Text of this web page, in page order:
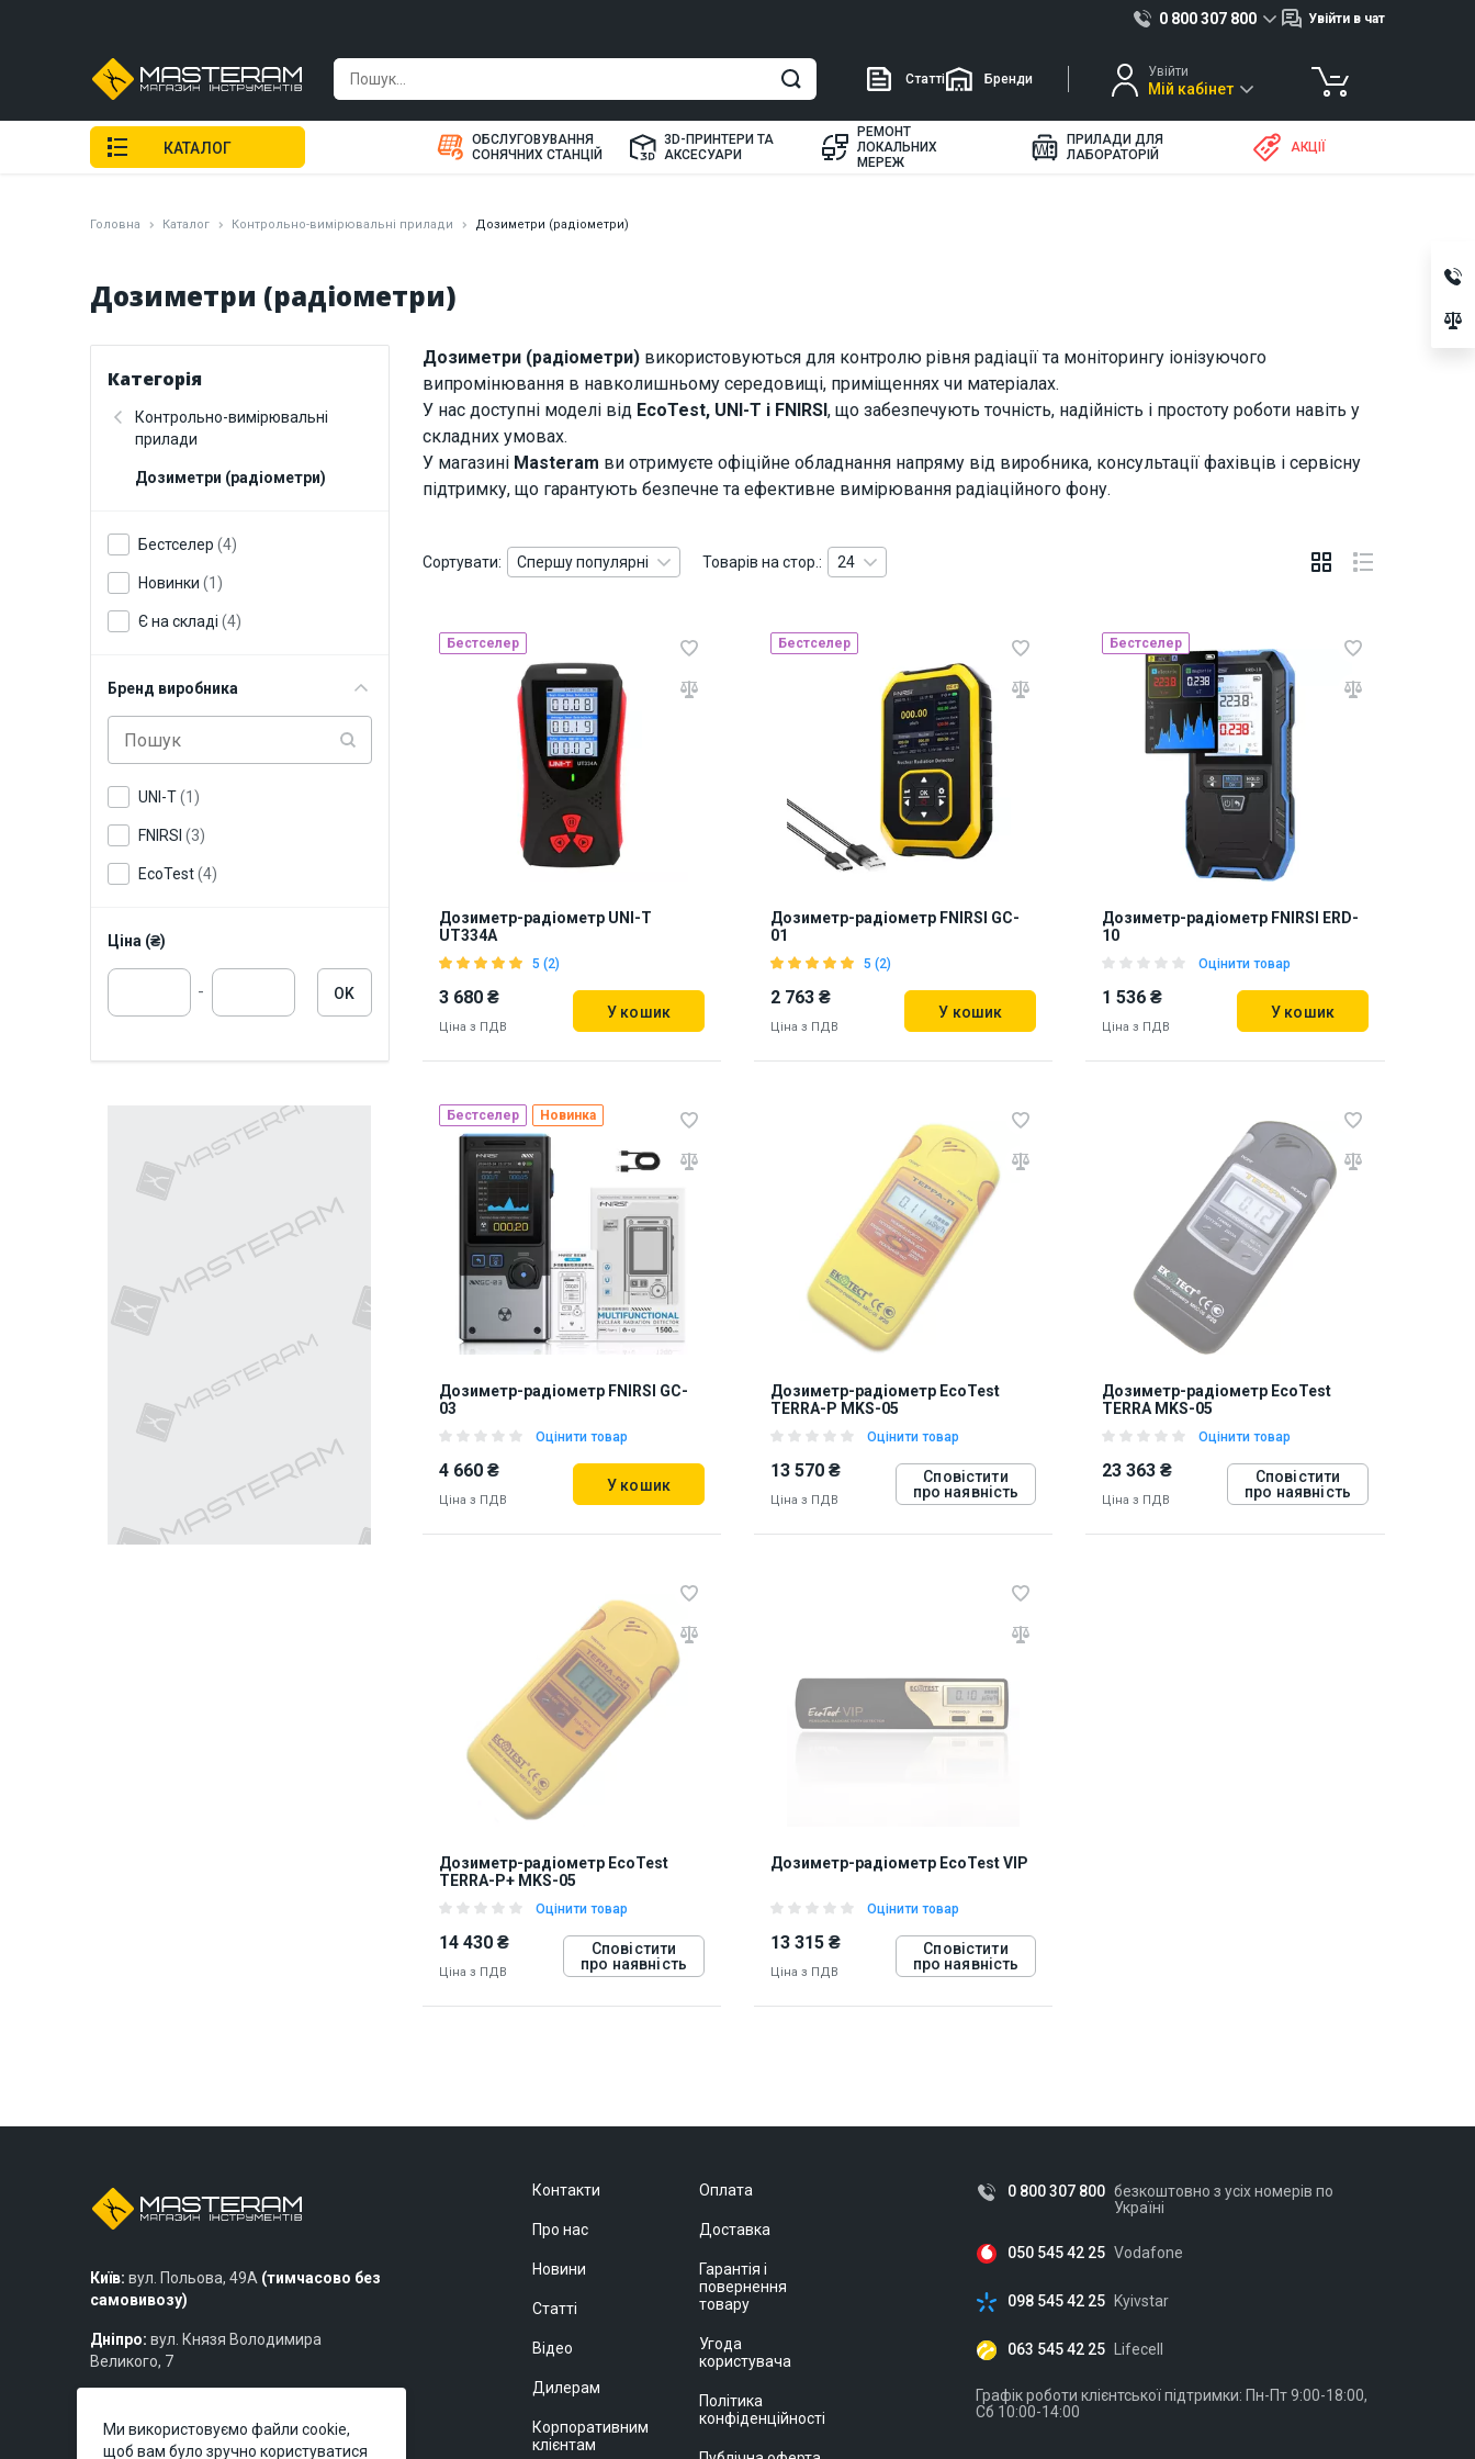
Дозиметри (радіометри)
Головна Каталог Контрольно-вимірювальні прилади Дозиметри (радіометри)
Дозиметри (радіометри)використовуються для контролю рівня радіації та моніторингу іонізуючого
випромінювання в навколишньому середовищі, приміщеннях чи матеріалах.
У нас доступні моделі від EcoTest, UNI-T і FNIRSI, що забезпечують точність, надійність і простоту роботи навіть у
складних умовах.
У магазині Masteram ви отримуєте офіційне обладнання напряму від виробника, консультації фахівців і сервісну
підтримку, що гарантують безпечне та ефективне вимірювання радіаційного фону.
Сортувати: Спершу популярні Товарів на стор.: 24
Бестселер
Дозиметр-радіометр UNI-T
UT334A
5 (2)
3 680 ₴
Ціна з ПДВ
У кошик
Наявність на складі:
910609
Бестселер
Дозиметр-радіометр FNIRSI GC-
01
5 (2)
2 763 ₴
Ціна з ПДВ
У кошик
Наявність на складі: Львів
Бестселер
Дозиметр-радіометр FNIRSI ERD-
10
Оцінити товар
1 536 ₴
Ціна з ПДВ
У кошик
Наявність на складі: Львів
Бестселер Новинка
Дозиметр-радіометр FNIRSI GC-
03
Оцінити товар
4 660 ₴
Ціна з ПДВ
У кошик
Наявність на складі: Львів
Дозиметр-радіометр EcoTest
TERRA-P MKS-05
Оцінити товар
13 570 ₴
Ціна з ПДВ
Сповістити
про наявність
Дозиметр-радіометр EcoTest
TERRA MKS-05
Оцінити товар
23 363 ₴
Ціна з ПДВ
Сповістити
про наявність
Дозиметр-радіометр EcoTest
TERRA-P+ MKS-05
Оцінити товар
14 430 ₴
Ціна з ПДВ
Сповістити
про наявність
Дозиметр-радіометр EcoTest VIP
Оцінити товар
13 315 ₴
Ціна з ПДВ
Сповістити
про наявність
Категорія
Контрольно-вимірювальні
прилади
Дозиметри (радіометри)
Бестселер (4)
Новинки (1)
Є на складі (4)
Бренд виробника
UNI-T(1)
FNIRSI (3)
EcoTest(4)
Ціна (₴)
- OK
0 800 307 800 Увійти в чат
Статті Бренди Увійти
Мій кабінет
КАТАЛОГ
ОБСЛУГОВУВАННЯ
СОНЯЧНИХ СТАНЦІЙ
3D-ПРИНТЕРИ ТА
АКСЕСУАРИ
РЕМОНТ
ЛОКАЛЬНИХ
МЕРЕЖ
ПРИЛАДИ ДЛЯ
ЛАБОРАТОРІЙ
АКЦІЇ
Київ: вул. Польова, 49А (тимчасово без
самовивозу)
Дніпро: вул. Князя Володимира
Великого, 7
219б
Контакти
Про нас
Новини
Статті
Відео
Дилерам
Корпоративним
клієнтам
Оплата
Доставка
Гарантія і
повернення
товару
Угода
користувача
Політика
конфіденційності
0 800 307 800 безкоштовно з усіх номерів по
Україні
050 545 42 25 Vodafone
098 545 42 25 Kyivstar
063 545 42 25 Lifecell
Графік роботи клієнтської підтримки: Пн-Пт 9:00-18:00,
Сб 10:00-14:00
Ми використовуємо файли cookie,
щоб вам було зручно користуватися